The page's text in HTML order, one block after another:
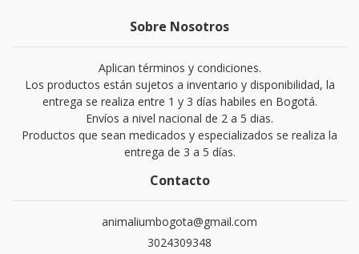
Sobre Nosotros
Aplican términos y condiciones.
Los productos están sujetos a inventario y disponibilidad, la
entrega se realiza entre 1 y 3 días habiles en Bogotá.
Envíos a nivel nacional de 2 a 5 dias.
Productos que sean medicados y especializados se realiza la
entrega de 3 a 5 días.
Contacto
animaliumbogota@gmail.com
3024309348